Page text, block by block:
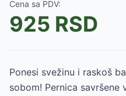
Cena sa PDV:
925 RSD
Ponesi svežinu i raskoš
sobom! Pernica savršene